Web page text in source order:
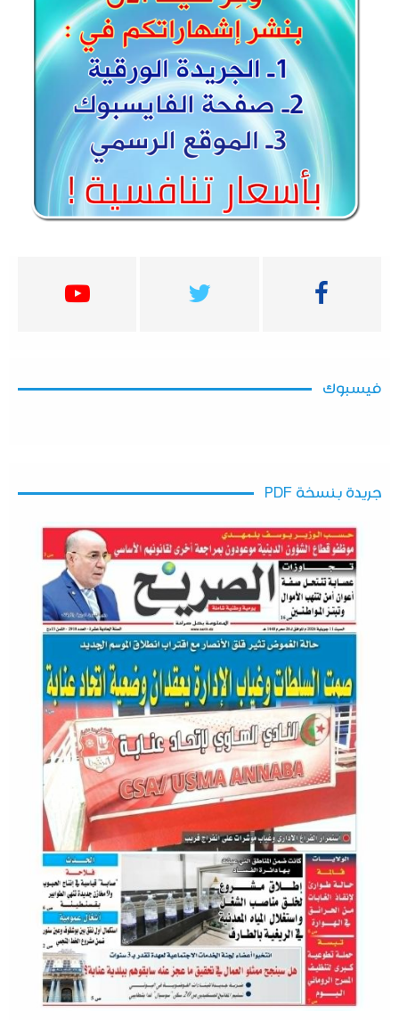
فيسبوك
جريدة بنسخة PDF